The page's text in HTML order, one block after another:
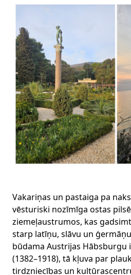
Vakariņas un pastaiga pa
vēsturiski nozīmīga ostas
ziemeļaustrumos, kas
starp latīņu, slāvu un
būdama Austrijas Hābsburgu
(1382–1918), tā kļuva par
tirdzniecības un